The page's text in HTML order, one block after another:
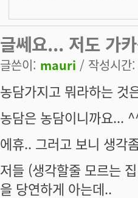
글쎄요... 저도 가
글쓴이: mauri / 작성시
농담가지고 뭐라하는 것
농담은 농담이니까요...
에휴.. 그러고 보니 생각
저들 (생각할줄 모르는
을 당연하게 아는데..